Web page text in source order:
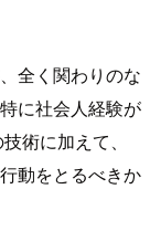
全く関わりのな
に社会人経験が
術に加えて、
動をとるべきか